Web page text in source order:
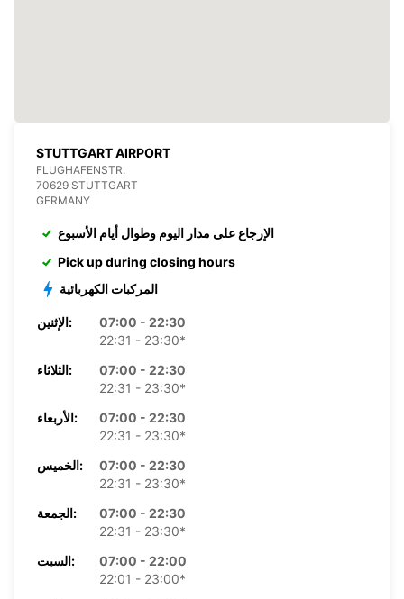
STUTTGART AIRPORT
FLUGHAFENSTR.
70629 STUTTGART
GERMANY
الإرجاع على مدار اليوم وطوال أيام الأسبوع
Pick up during closing hours
المركبات الكهربائية
الإثنين:
07:00 - 22:30
22:31 - 23:30*
الثلاثاء:
07:00 - 22:30
22:31 - 23:30*
الأربعاء:
07:00 - 22:30
22:31 - 23:30*
الخميس:
07:00 - 22:30
22:31 - 23:30*
الجمعة:
07:00 - 22:30
22:31 - 23:30*
السبت:
07:00 - 22:00
22:01 - 23:00*